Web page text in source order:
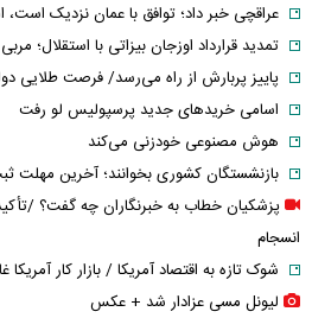
عراقچی خبر داد؛ توافق با عمان نزدیک است،
تمدید قرارداد اوزجان بیزاتی با استقلال؛
پاییز پربارش از راه می‌رسد/ فرصت طلایی
اسامی خریدهای جدید پرسپولیس لو رفت
هوش مصنوعی خودزنی می‌کند
بازنشستگان کشوری بخوانند؛ آخرین مهلت
پزشکیان خطاب به خبرنگاران چه گفت؟ /
انسجام
شوک تازه به اقتصاد آمریکا / بازار کار آمریکا
لیونل مسی عزادار شد + عکس